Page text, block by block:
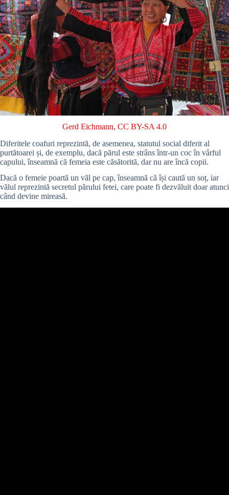
Gerd Eichmann, CC BY-SA 4.0
Diferitele coafuri reprezintă, de asemenea, statutul social diferit al
purtătoarei și, de exemplu, dacă părul este strâns într-un coc în vârful
capului, înseamnă că femeia este căsătorită, dar nu are încă copii.
Dacă o femeie poartă un văl pe cap, înseamnă că își caută un soț, iar
vălul reprezintă secretul părului fetei, care poate fi dezvăluit doar atunci
când devine mireasă.